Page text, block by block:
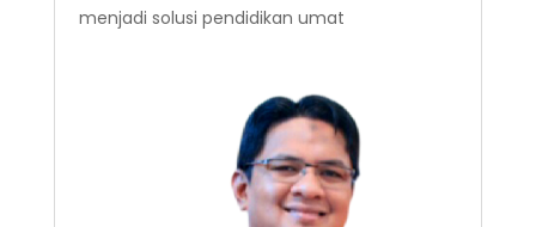
menjadi solusi pendidikan umat